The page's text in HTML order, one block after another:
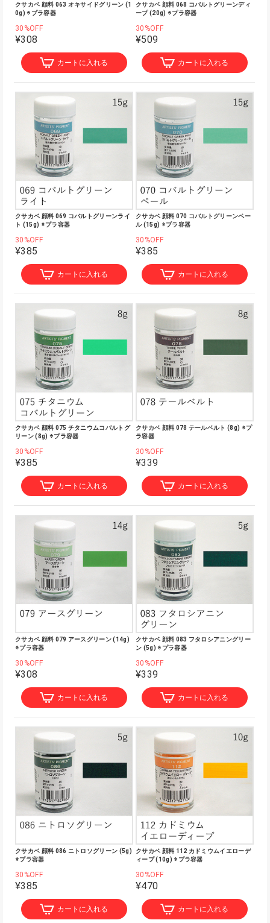
クサカベ 顔料 063 オキサイドグリーン (1
0g) ※プラ容器
30%OFF
¥308
カートに入れる
クサカベ 顔料 068 コバルトグリーンディ
ープ (20g) ※プラ容器
30%OFF
¥509
カートに入れる
クサカベ 顔料 069 コバルトグリーンライ
ト (15g) ※プラ容器
30%OFF
¥385
カートに入れる
クサカベ 顔料 070 コバルトグリーンペー
ル (15g) ※プラ容器
30%OFF
¥385
カートに入れる
クサカベ 顔料 075 チタニウムコバルトグ
リーン (8g) ※プラ容器
30%OFF
¥385
カートに入れる
クサカベ 顔料 078 テールベルト (8g) ※プ
ラ容器
30%OFF
¥339
カートに入れる
クサカベ 顔料 079 アースグリーン (14g)
※プラ容器
30%OFF
¥308
カートに入れる
クサカベ 顔料 083 フタロシアニングリー
ン (5g) ※プラ容器
30%OFF
¥339
カートに入れる
クサカベ 顔料 086 ニトロソグリーン (5g)
※プラ容器
30%OFF
¥385
カートに入れる
クサカベ 顔料 112 カドミウムイエローデ
ィープ (10g) ※プラ容器
30%OFF
¥470
カートに入れる